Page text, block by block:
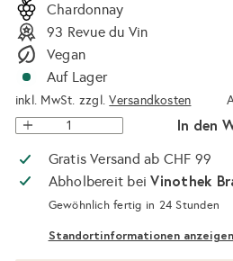
Chardonnay
93 Revue du Vin
Vegan
Auf Lager
inkl. MwSt. zzgl.Versandkosten
In den
Gratis Versand ab CHF 99
Abholbereit beiVinothek
Gewöhnlich fertig in 24 Stunden
Standortinformationen anzeigen